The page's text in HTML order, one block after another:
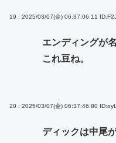
19 : 2025/03/07(金) 06:37:06.11
エンディングが
これ豆ね。
20 : 2025/03/07(金) 06:37:46.80
ディックは中尾